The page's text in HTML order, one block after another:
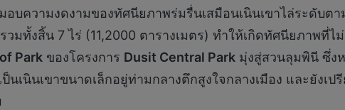
อบความงดงามของทัศนียภาพร่มรื่นเสมือนเนินเขาไล่ระดับ
มทั้งสิ้น 7 ไร่ (11,2000 ตารางเมตร) ทำให้เกิดทัศนียภาพที่
Park ของโครงการ Dusit Central Park มุ่งสู่สวนลุมพินี ซึ่ง
ป็นเนินเขาขนาดเล็กอยู่ท่ามกลางตึกสูงใจกลางเมือง และยัง